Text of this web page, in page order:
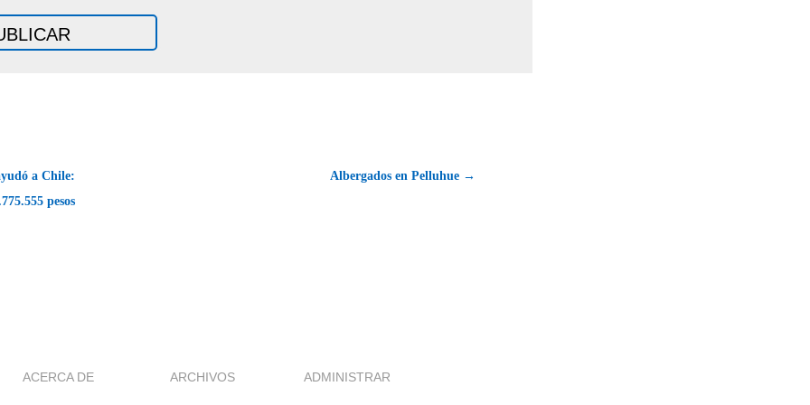
a Chile:
pesos
Albergados en Pelluhue →
ACERCA DE ARCHIVOS ADMINISTRAR